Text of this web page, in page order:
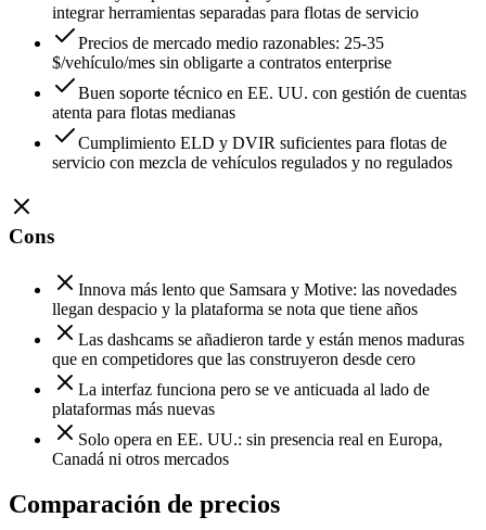
integrar herramientas separadas para flotas de servicio
Precios de mercado medio razonables: 25-35
$/vehículo/mes sin obligarte a contratos enterprise
Buen soporte técnico en EE. UU. con gestión de cuentas
atenta para flotas medianas
Cumplimiento ELD y DVIR suficientes para flotas de
servicio con mezcla de vehículos regulados y no regulados
Cons
Innova más lento que Samsara y Motive: las novedades
llegan despacio y la plataforma se nota que tiene años
Las dashcams se añadieron tarde y están menos maduras
que en competidores que las construyeron desde cero
La interfaz funciona pero se ve anticuada al lado de
plataformas más nuevas
Solo opera en EE. UU.: sin presencia real en Europa,
Canadá ni otros mercados
Comparación de precios